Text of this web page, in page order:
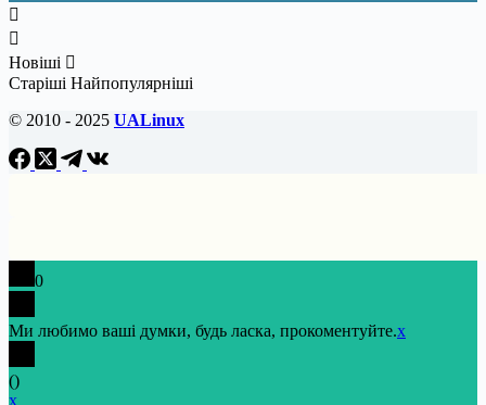
Новіші
Старіші Найпопулярніші
© 2010 - 2025 UALinux
0
Ми любимо ваші думки, будь ласка, прокоментуйте.x
()
x